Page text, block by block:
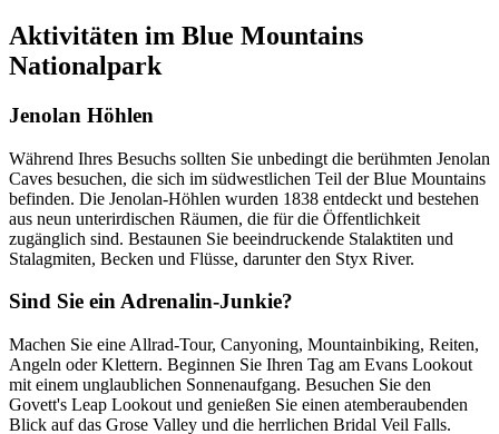
Aktivitäten im Blue Mountains
Nationalpark
Jenolan Höhlen
Während Ihres Besuchs sollten Sie unbedingt die berühmten Jenolan
Caves besuchen, die sich im südwestlichen Teil der Blue Mountains
befinden. Die Jenolan-Höhlen wurden 1838 entdeckt und bestehen
aus neun unterirdischen Räumen, die für die Öffentlichkeit
zugänglich sind. Bestaunen Sie beeindruckende Stalaktiten und
Stalagmiten, Becken und Flüsse, darunter den Styx River.
Sind Sie ein Adrenalin-Junkie?
Machen Sie eine Allrad-Tour, Canyoning, Mountainbiking, Reiten,
Angeln oder Klettern. Beginnen Sie Ihren Tag am Evans Lookout
mit einem unglaublichen Sonnenaufgang. Besuchen Sie den
Govett's Leap Lookout und genießen Sie einen atemberaubenden
Blick auf das Grose Valley und die herrlichen Bridal Veil Falls.